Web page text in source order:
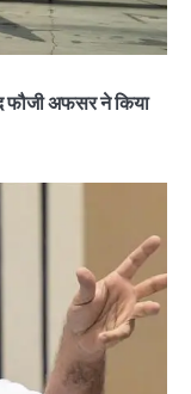
फौजी अफसर ने किया